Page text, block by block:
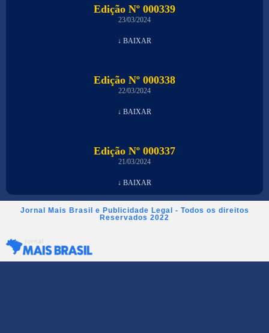
Edição Nº 000339
23/03/2024
↓ BAIXAR
Edição Nº 000338
22/03/2024
↓ BAIXAR
Edição Nº 000337
21/03/2024
↓ BAIXAR
Jornal Mais Brasil e Publicidade Legal - Todos os direitos
Reservados 2022